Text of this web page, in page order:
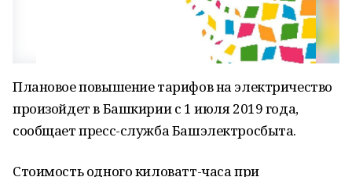
Плановое повышение тарифов на электричество
произойдет в Башкирии с 1 июля 2019 года,
сообщает пресс-служба Башэлектросбыта.
Стоимость одного киловатт-часа при